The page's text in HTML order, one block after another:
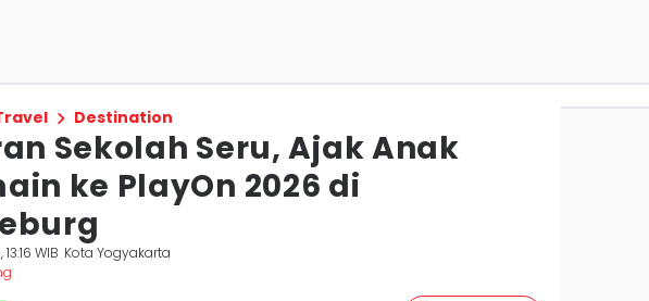
Destination
Sekolah Seru, Ajak Anak
ke PlayOn 2026 di
WIB Kota Yogyakarta